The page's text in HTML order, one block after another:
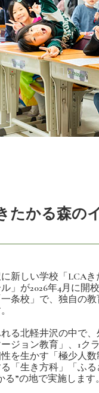
たかる森の
新しい学校「LCA
」が2026年4月に開
条校」で、独自の
る北軽井沢の中で
ジョン教育」、1ク
を生かす「極少人
「生き方科」「ふ
る”の地で実施します。